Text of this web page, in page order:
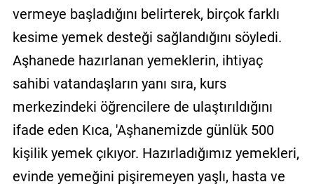
vermeye başladığını belirterek, birçok farklı
kesime yemek desteği sağlandığını söyledi.
Aşhanede hazırlanan yemeklerin, ihtiyaç
sahibi vatandaşların yanı sıra, kurs
merkezindeki öğrencilere de ulaştırıldığını
ifade eden Kıca, 'Aşhanemizde günlük 500
kişilik yemek çıkıyor. Hazırladığımız yemekleri,
evinde yemeğini pişiremeyen yaşlı, hasta ve